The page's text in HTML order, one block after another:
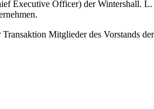
Executive Officer) der Wintershall. L.
Mitglieder des Vorstands der